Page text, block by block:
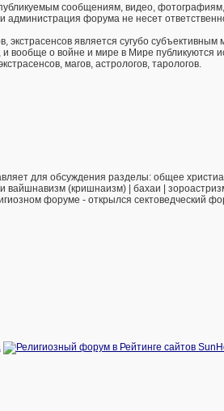
сообщениям, видео,
форума не несет
экстрасенсов является сугубо субъективным
вообще о войне и мире в Мире
магов, астрологов, тарологов.
для обсуждения разделы: общее
вайшнавизм (кришнаизм) | бахаи |
форуме - открылся сектоведческий